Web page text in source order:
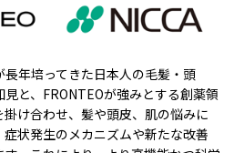
年培ってきた日本人の毛髪・頭
と、FRONTEOが強みとする創薬領
け合わせ、髪や頭皮、肌の悩みに
状発生のメカニズムや新たな改善